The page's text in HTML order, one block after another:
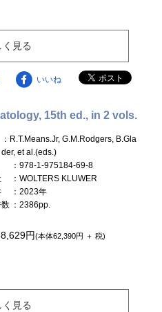
く見る
いいね
15th ed., in 2 vols.
：R.T.Means.Jr, G.M.Rodgers, B.Gla
der, et al.(eds.)
：978-1-975184-69-8
：WOLTERS KLUWER
：2023年
：2386pp.
円(本体62,390円 ＋ 税)
く見る